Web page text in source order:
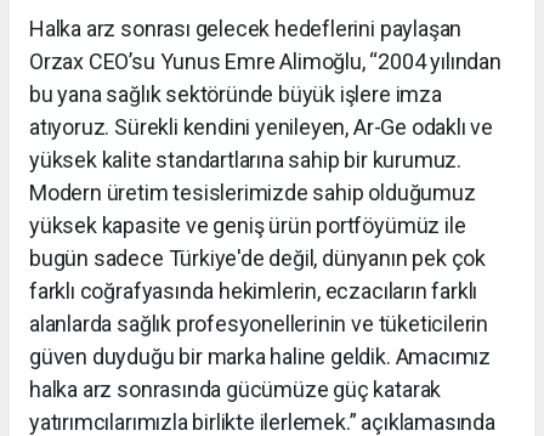
Halka arz sonrası gelecek hedeflerini paylaşan
Orzax CEO’su Yunus Emre Alimoğlu, “2004 yılından
bu yana sağlık sektöründe büyük işlere imza
atıyoruz. Sürekli kendini yenileyen, Ar-Ge odaklı ve
yüksek kalite standartlarına sahip bir kurumuz.
Modern üretim tesislerimizde sahip olduğumuz
yüksek kapasite ve geniş ürün portföyümüz ile
bugün sadece Türkiye'de değil, dünyanın pek çok
farklı coğrafyasında hekimlerin, eczacıların farklı
alanlarda sağlık profesyonellerinin ve tüketicilerin
güven duyduğu bir marka haline geldik. Amacımız
halka arz sonrasında gücümüze güç katarak
yatırımcılarımızla birlikte ilerlemek.” açıklamasında